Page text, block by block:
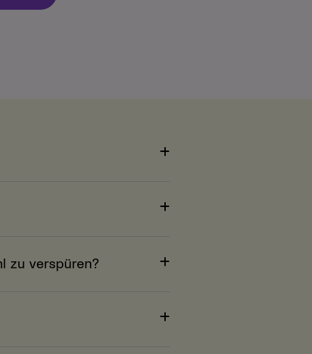
zu verspüren?